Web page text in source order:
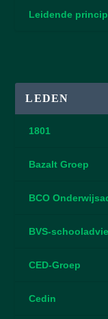
Leidende
LEDEN
1801
Bazalt Groep
BCO
BVS-
CED-Groep
Cedin